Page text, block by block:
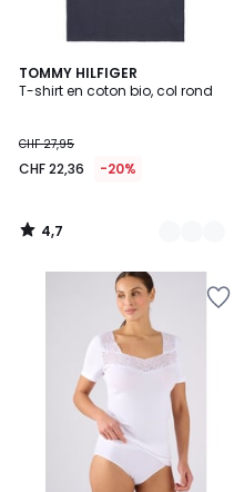
TOMMY HILFIGER
T-shirt en coton bio, col rond
CHF 27,95
CHF 22,36 -20%
4,7
/ 5
4
Couleurs
4,7
/